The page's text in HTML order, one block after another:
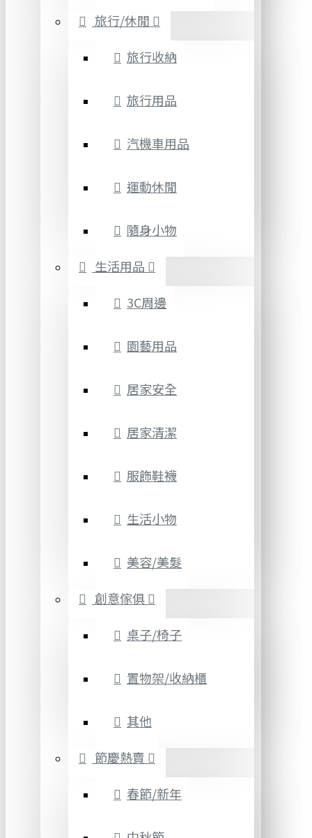
旅行/休閒
旅行收納
旅行用品
汽機車用品
運動休閒
隨身小物
生活用品
3C周邊
園藝用品
居家安全
居家清潔
服飾鞋襪
生活小物
美容/美髮
創意傢俱
桌子/椅子
置物架/收納櫃
其他
節慶熱賣
春節/新年